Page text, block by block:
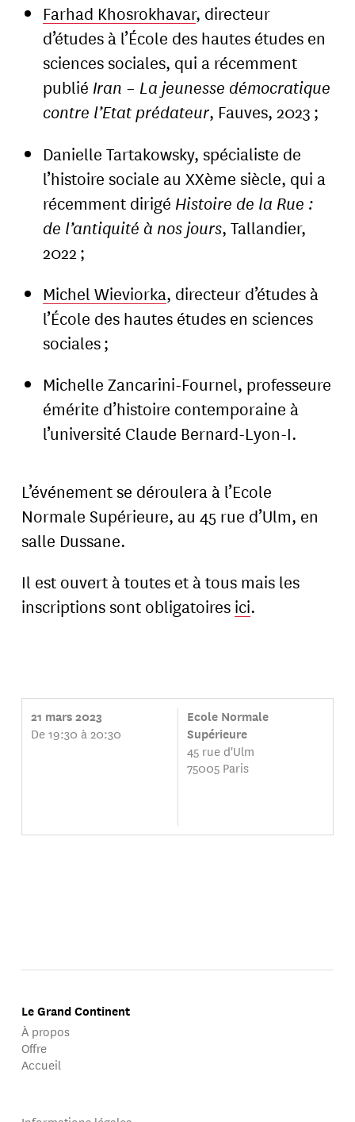
Farhad Khosrokhavar, directeur
d’études à l’École des hautes études en
sciences sociales, qui a récemment
publié Iran – La jeunesse démocratique
contre l’Etat prédateur, Fauves, 2023 ;
Danielle Tartakowsky, spécialiste de
l’histoire sociale au XXème siècle, qui a
récemment dirigé Histoire de la Rue :
de l’antiquité à nos jours, Tallandier,
2022 ;
Michel Wieviorka, directeur d’études à
l’École des hautes études en sciences
sociales ;
Michelle Zancarini-Fournel, professeure
émérite d’histoire contemporaine à
l’université Claude Bernard-Lyon-I.
L’événement se déroulera à l’Ecole
Normale Supérieure, au 45 rue d’Ulm, en
salle Dussane.
Il est ouvert à toutes et à tous mais les
inscriptions sont obligatoires ici.
21 mars 2023
De 19:30 à 20:30
Ecole Normale
Supérieure
45 rue d'Ulm
75005 Paris
Le Grand Continent
À propos
Offre
Accueil